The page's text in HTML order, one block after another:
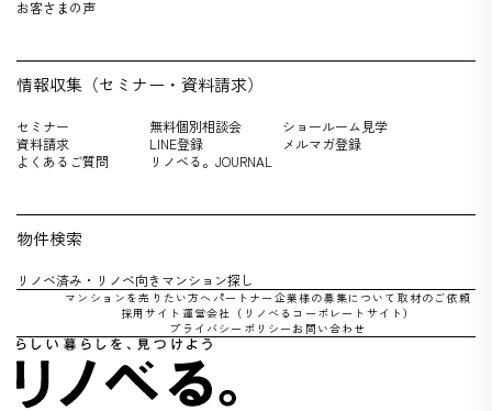
お客さまの声
情報収集（セミナー・資料請求）
セミナー 無料個別相談会
ショールーム見学
資料請求
LINE登録
メルマガ登録
よくあるご質問
リノベる。JOURNAL
物件検索
リノベ済み・リノベ向きマンション探し
マンションを売りたい方へパートナー企業様の募集について 取材のご依頼
採用サイト 運営会社（リノべるコーポレートサイト）
プライバシーポリシー お問い合わせ